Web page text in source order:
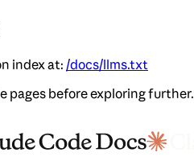
index at: /docs/llms.txt
pages before exploring further.